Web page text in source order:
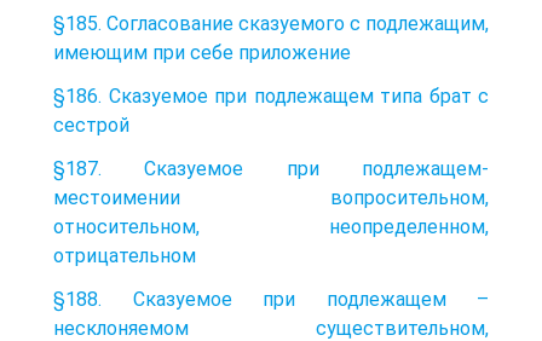
§185. Согласование сказуемого с подлежащим,
имеющим при себе приложение
§186. Сказуемое при подлежащем типа брат с
сестрой
§187. Сказуемое при подлежащем-
местоимении вопросительном,
относительном, неопределенном,
отрицательном
§188. Сказуемое при подлежащем –
несклоняемом существительном,